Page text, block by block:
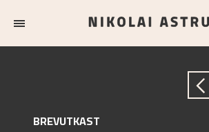
BREVUTKAST